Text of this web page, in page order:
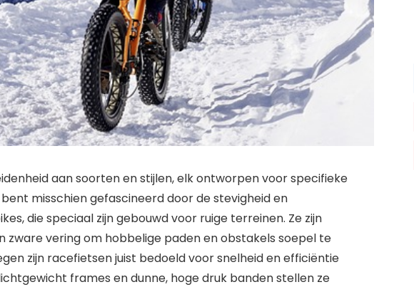
aan soorten en stijlen, elk ontworpen voor specifieke
misschien gefascineerd door de stevigheid en
die speciaal zijn gebouwd voor ruige terreinen. Ze zijn
zware vering om hobbelige paden en obstakels soepel te
zijn racefietsen juist bedoeld voor snelheid en efficiëntie
frames en dunne, hoge druk banden stellen ze